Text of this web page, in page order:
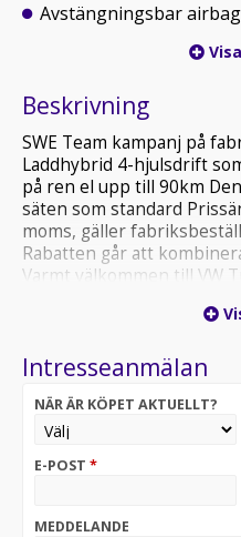
Avstängningsbar
Beskrivning
SWE Team kampanj på
Laddhybrid 4-hjulsdrift
på ren el upp till 90km
säten som standard
moms, gäller
Rabatten går att
Varmt välkommen till VW
Intresseanmälan
NÄR ÄR KÖPET AKTUELLT?
E-POST *
MEDDELANDE